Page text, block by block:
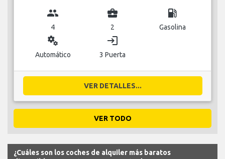
group
4
business_center
2
local_gas_station
Gasolina
miscellaneous_services
Automático
login
3 Puerta
VER DETALLES...
VER TODO
¿Cuáles son los coches de alquiler más baratos